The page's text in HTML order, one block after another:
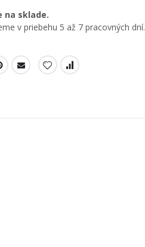
na sklade.
v priebehu 5 až 7 pracovných dní.